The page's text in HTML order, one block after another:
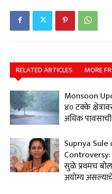
RELATED ARTICLES MORE
Monsoon
४० टक्के
अधिक
Supriya
Controversy:
सुळे प्रथमच
अयोग्य